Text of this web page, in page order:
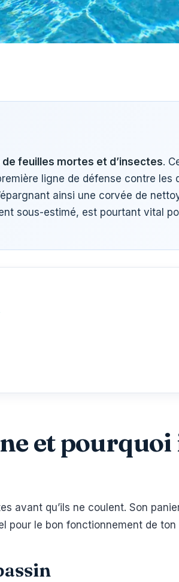
feuilles mortes et d’insectes.
ligne de défense contre les
ainsi une corvée de
sous-estimé, est pourtant vital
et pourquoi
avant qu’ils ne coulent. Son
pour le bon fonctionnement de ton